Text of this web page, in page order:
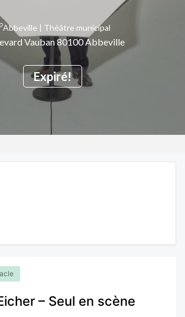
Expiré!
Abbeville | Théâtre municipal
Vauban 80100 Abbeville
– Seul en scène